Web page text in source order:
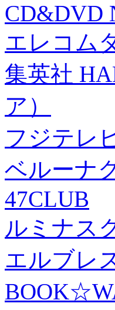
CD&DVD
エレコム
集英社
ア）
フジテレ
ベルーナ
47CLUB
ルミナス
エルブレ